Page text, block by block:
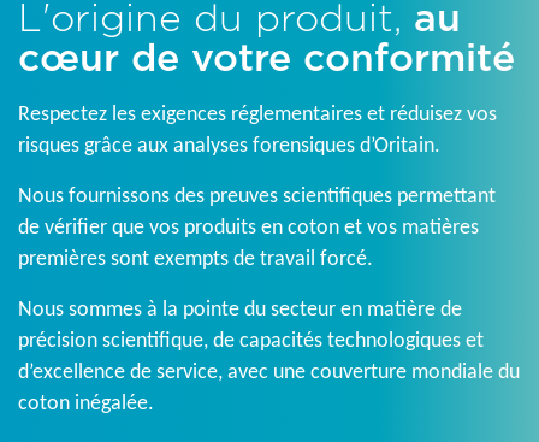
L'origine du produit, au
cœur de votre conformité
Respectez les exigences réglementaires et réduisez vos
risques grâce aux analyses forensiques d’Oritain.
Nous fournissons des preuves scientifiques permettant
de vérifier que vos produits en coton et vos matières
premières sont exempts de travail forcé.
Nous sommes à la pointe du secteur en matière de
précision scientifique, de capacités technologiques et
d’excellence de service, avec une couverture mondiale du
coton inégalée.